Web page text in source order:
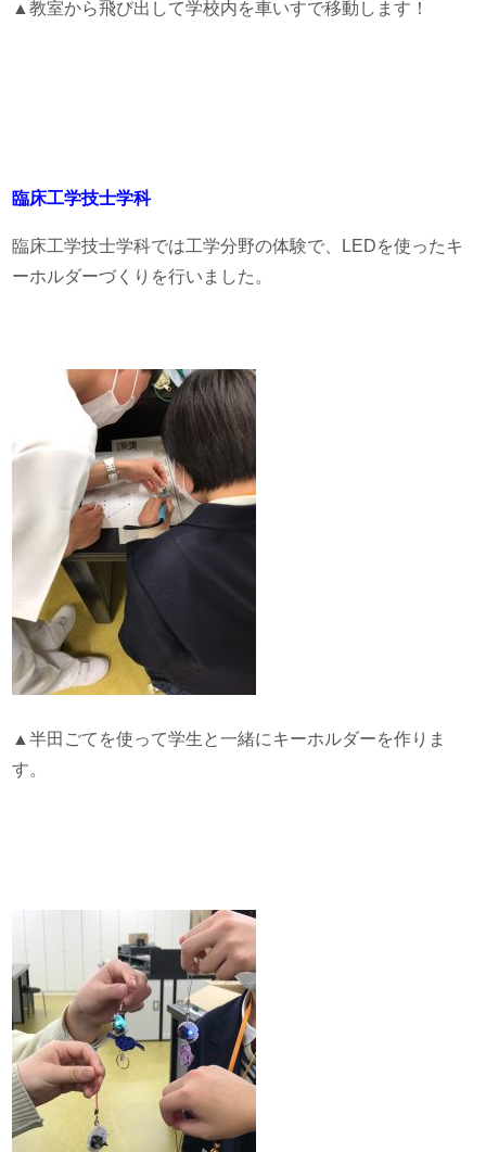
▲教室から飛び出して学校内を車いすで移動します！
臨床工学技士学科
臨床工学技士学科では工学分野の体験で、LEDを使ったキ
ーホルダーづくりを行いました。
▲半田ごてを使って学生と一緒にキーホルダーを作りま
す。